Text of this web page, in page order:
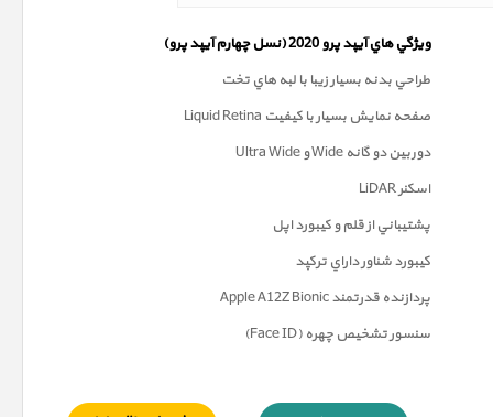
ويژگي هاي آيپد پرو 2020 ( نسل چهارمآيپد پرو)
طراحي بدنه بسيار زيبا با لبه هاي تخت
صفحه نمايش بسيار با کيفيت Liquid Retina
دوربين دو گانه Wide و Ultra Wide
اسکنر LiDAR
پشتيباني از قلم و کيبورد اپل
کيبورد شناور داراي ترکپد
پردازنده قدرتمند Apple A12Z Bionic
سنسور تشخيص چهره (Face ID)